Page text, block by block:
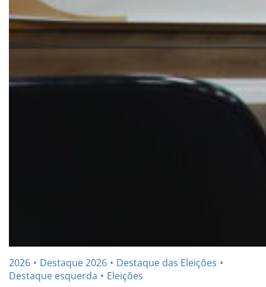
2026 Destaque 2026
Destaque das Eleições
Destaque esquerda
Eleições